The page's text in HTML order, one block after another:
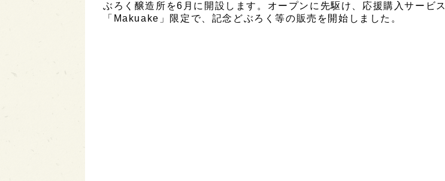
ぶろく醸造所を6月に開設します。オープンに先駆け、応援購入サービス
「Makuake」限定で、記念どぶろく等の販売を開始しました。